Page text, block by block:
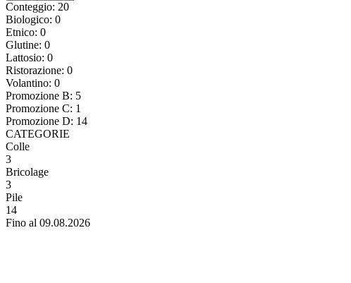
Conteggio: 20
Biologico: 0
Etnico: 0
Glutine: 0
Lattosio: 0
Ristorazione: 0
Volantino: 0
Promozione B: 5
Promozione C: 1
Promozione D: 14
CATEGORIE
Colle
3
Bricolage
3
Pile
14
Fino al 09.08.2026